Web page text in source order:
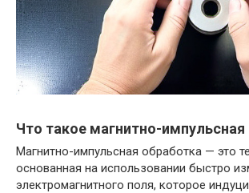
Что такое магнитно-импульсная
Магнитно-импульсная обработка — это
основанная на использовании быстро
электромагнитного поля, которое